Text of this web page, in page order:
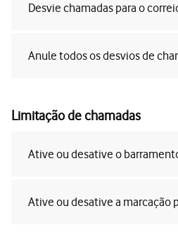
Desvie chamadas para o
Anule todos os desvios de
Limitação de chamadas
Ative ou desative o
Ative ou desative a marcação